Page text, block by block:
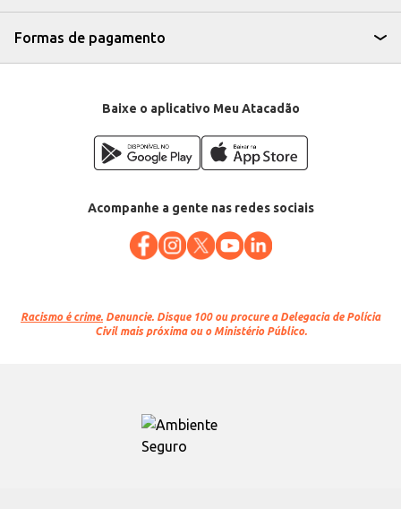
Formas de pagamento
Baixe o aplicativo Meu Atacadão
Acompanhe a gente nas redes sociais
Racismo é crime. Denuncie. Disque 100 ou procure a Delegacia de Polícia
Civil mais próxima ou o Ministério Público.